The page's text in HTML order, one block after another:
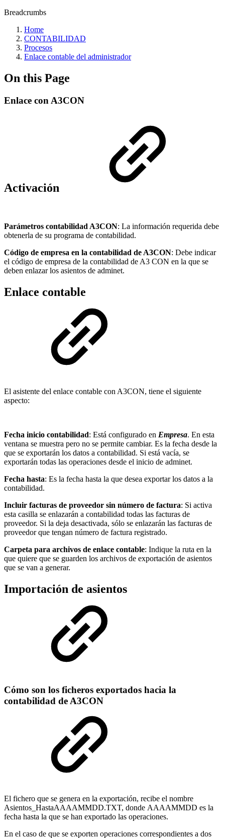
Breadcrumbs
Home
CONTABILIDAD
Procesos
Enlace contable del administrador
On this Page
Enlace con A3CON
Activación
Parámetros contabilidad A3CON: La información requerida debe
obtenerla de su programa de contabilidad.
Código de empresa en la contabilidad de A3CON: Debe indicar
el código de empresa de la contabilidad de A3 CON en la que se
deben enlazar los asientos de adminet.
Enlace contable
El asistente del enlace contable con A3CON, tiene el siguiente
aspecto:
Fecha inicio contabilidad: Está configurado en Empresa. En esta
ventana se muestra pero no se permite cambiar. Es la fecha desde la
que se exportarán los datos a contabilidad. Si está vacía, se
exportarán todas las operaciones desde el inicio de adminet.
Fecha hasta: Es la fecha hasta la que desea exportar los datos a la
contabilidad.
Incluir facturas de proveedor sin número de factura: Si activa
esta casilla se enlazarán a contabilidad todas las facturas de
proveedor. Si la deja desactivada, sólo se enlazarán las facturas de
proveedor que tengan número de factura registrado.
Carpeta para archivos de enlace contable: Indique la ruta en la
que quiere que se guarden los archivos de exportación de asientos
que se van a generar.
Importación de asientos
Cómo son los ficheros exportados hacia la
contabilidad de A3CON
El fichero que se genera en la exportación, recibe el nombre
Asientos_HastaAAAAMMDD.TXT, donde AAAAMMDD es la
fecha hasta la que se han exportado las operaciones.
En el caso de que se exporten operaciones correspondientes a dos